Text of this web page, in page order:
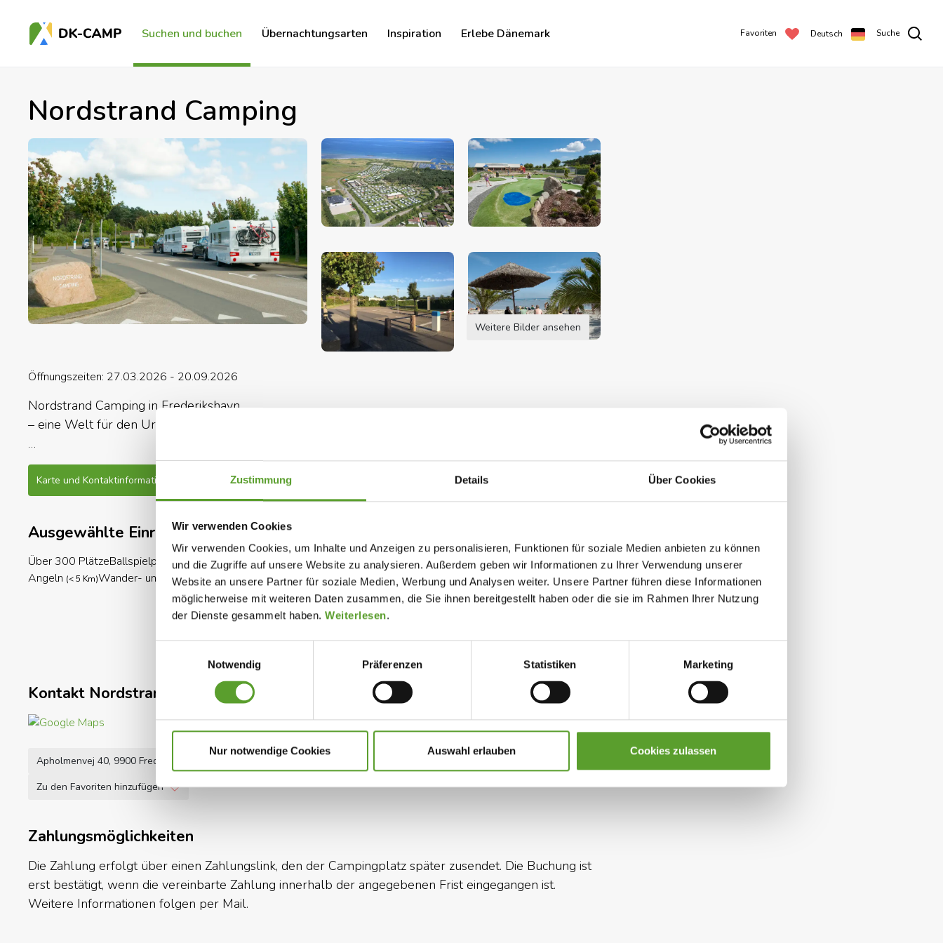
Zustimmung Details Über Cookies
Wir verwenden Cookies
Wir verwenden Cookies, um Inhalte und Anzeigen zu personalisieren, Funktionen für soziale Medien anbieten zu können
und die Zugriffe auf unsere Website zu analysieren. Außerdem geben wir Informationen zu Ihrer Verwendung unserer
Website an unsere Partner für soziale Medien, Werbung und Analysen weiter. Unsere Partner führen diese Informationen
möglicherweise mit weiteren Daten zusammen, die Sie ihnen bereitgestellt haben oder die sie im Rahmen Ihrer Nutzung
der Dienste gesammelt haben. Weiterlesen.
Notwendig
Präferenzen Statistiken Marketing
Nur notwendige Cookies Auswahl erlauben Cookies zulassen
Favoriten
Suchen und buchen Übernachtungsarten Inspiration Erlebe Dänemark Deutsch Suche
Nordstrand Camping
Weitere Bilder ansehen
Öffnungszeiten: 27.03.2026 - 20.09.2026
Nordstrand Camping in Frederikshavn
– eine Welt für den Urlaub!
Nordstrand Camping hat sein ganz eigenes Universum mit Spaß und Unterhaltung für die ganze
Familie. Der Campingplatz liegt an einem Palmenstrand, wo Sie im Schatten einer Palme entspannen,
Beachvolleyball im weißen Sand spielen und ein Eis unter einem strohgedeckten Sonnenschirm
Wenn das Wetter nicht für den Strand geeignet ist, ist das Hallenbad die perfekte Wahl. Hier ist die
Temperatur sowohl im als auch außerhalb des Wassers angenehm.
Machen Sie einen Ausflug in die Stadt Frederikshavn, die alles bietet – von Kunst und Kultur über
Nutzen Sie auch die Zeit für Ausflüge in Nordjütland. Die Region bietet zahlreiche Erlebnisse und
Attraktionen.
Karte und Kontaktinformation Gesamte Beschreibung
Ausgewählte Einrichtungen
Über 300 PlätzeBallspielplatzTischtennisAktivitäten für KinderFahrrad/MTB-VermietungFahrradrouten (< 5 Km)
Angeln (< 5 Km)Wander- und Laufstrecken (< 5 Km) SpielplatzSchwimmbereich für (Klein)kinder - drinnen
Kontakt Nordstrand Camping
Apholmenvej 40, 9900 Frederikshavn +45 9842 9350
Zu den Favoriten hinzufügen
Zahlungsmöglichkeiten
Die Zahlung erfolgt über einen Zahlungslink, den der Campingplatz später zusendet. Die Buchung ist
erst bestätigt, wenn die vereinbarte Zahlung innerhalb der angegebenen Frist eingegangen ist.
Weitere Informationen folgen per Mail.